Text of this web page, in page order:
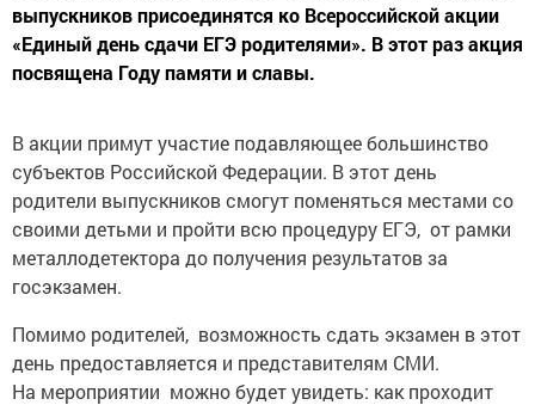
выпускников присоединятся ко Всероссийской акции
«Единый день сдачи ЕГЭ родителями». В этот раз акция
посвящена Году памяти и славы.
В акции примут участие подавляющее большинство
субъектов Российской Федерации. В этот день
родители выпускников смогут поменяться местами со
своими детьми и пройти всю процедуру ЕГЭ, от рамки
металлодетектора до получения результатов за
госэкзамен.
Помимо родителей, возможность сдать экзамен в этот
день предоставляется и представителям СМИ.
На мероприятии можно будет увидеть: как проходит